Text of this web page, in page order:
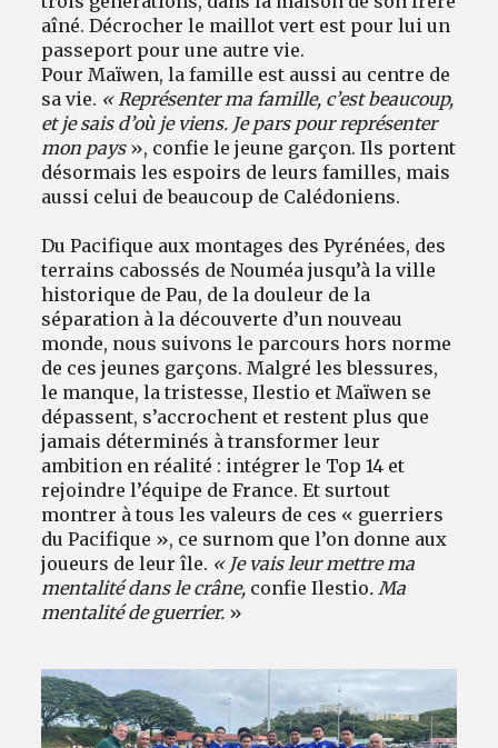
aîné. Décrocher le maillot vert est pour lui un
passeport pour une autre vie.
Pour Maïwen, la famille est aussi au centre de
sa vie. « Représenter ma famille, c’est beaucoup,
et je sais d’où je viens. Je pars pour représenter
mon pays», confie le jeune garçon. Ils portent
désormais les espoirs de leurs familles, mais
aussi celui de beaucoup de Calédoniens.
Du Pacifique aux montages des Pyrénées, des
terrains cabossés de Nouméa jusqu’à la ville
historique de Pau, de la douleur de la
séparation à la découverte d’un nouveau
monde, nous suivons le parcours hors norme
de ces jeunes garçons. Malgré les blessures,
le manque, la tristesse, Ilestio et Maïwen se
dépassent, s’accrochent et restent plus que
jamais déterminés à transformer leur
ambition en réalité : intégrer le Top 14 et
rejoindre l’équipe de France. Et surtout
montrer à tous les valeurs de ces « guerriers
du Pacifique », ce surnom que l’on donne aux
joueurs de leur île. « Je vais leur mettre ma
mentalité dans le crâne, confie Ilestio. Ma
mentalité de guerrier. »